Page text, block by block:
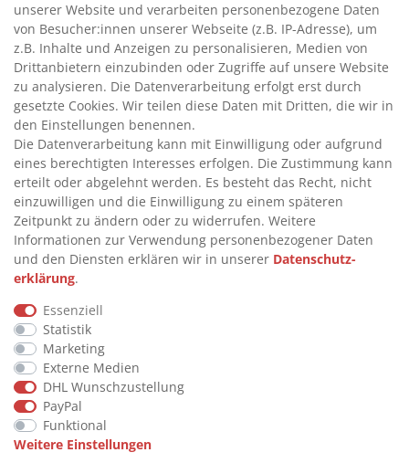
>
HANDPUMPEN FÜR ÖLE
>
TANKANLAGEN
>
ADBLUE® BETANKUNG
INFORMATIONEN
>
FAQ
>
VERTRAG WIDERRUFEN
>
WIDERRUFSRECHT
>
WIDERRUFSFORMULAR
IMPRESSUM
>
DATENSCHUTZERKLÄRUNG
>
AGB
>
KONTAKT
© Copyright 2026 by STU Tanktechnik
Alle Rechte vorbehalten.
unserer Website und verarbeiten personenbezogene Daten
von Besucher:innen unserer Webseite (z.B. IP-Adresse), um
z.B. Inhalte und Anzeigen zu personalisieren, Medien von
Drittanbietern einzubinden oder Zugriffe auf unsere Website
zu analysieren. Die Datenverarbeitung erfolgt erst durch
gesetzte Cookies. Wir teilen diese Daten mit Dritten, die wir in
den Einstellungen benennen.
Die Datenverarbeitung kann mit Einwilligung oder aufgrund
eines berechtigten Interesses erfolgen. Die Zustimmung kann
erteilt oder abgelehnt werden. Es besteht das Recht, nicht
einzuwilligen und die Einwilligung zu einem späteren
Zeitpunkt zu ändern oder zu widerrufen. Weitere
Informationen zur Verwendung personenbezogener Daten
und den Diensten erklären wir in unserer Daten­schutz­
erklärung.
Essenziell
Statistik
Marketing
Externe Medien
DHL Wunschzustellung
PayPal
Funktional
Weitere Einstellungen